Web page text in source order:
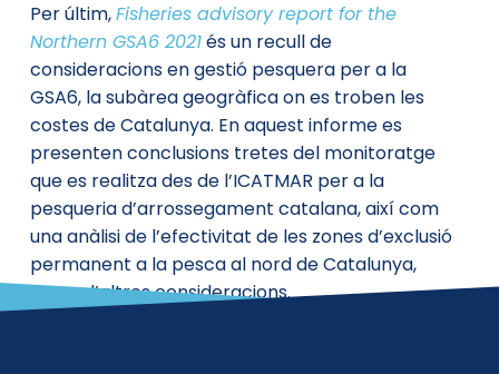
Per últim,Fisheries advisory report for the
Northern GSA6 2021és un recull de
consideracions en gestió pesquera per a la
GSA6, la subàrea geogràfica on es troben les
costes de Catalunya. En aquest informe es
presenten conclusions tretes del monitoratge
que es realitza des de l’ICATMAR per a la
pesqueria d’arrossegament catalana, així com
una anàlisi de l’efectivitat de les zones d’exclusió
permanent a la pesca al nord de Catalunya,
entre d’altres consideracions.